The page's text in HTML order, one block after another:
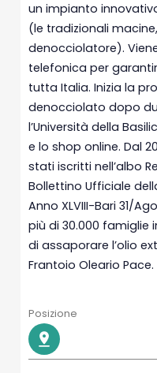
un impianto
(le tradizionali
denocciolatore).
telefonica per
tutta Italia. Inizia la
denocciolato dopo
l’Università della
e lo shop online. Dal
stati iscritti nell’albo
Bollettino Ufficiale
Anno XLVIII-Bari 31/
più di 30.000 famiglie
di assaporare l’olio
Frantoio Oleario Pace.
Posizione